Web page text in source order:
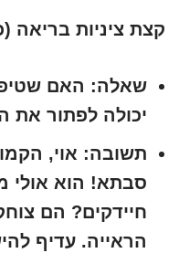
קצת ציניות בריאה
שאלה: האם
יכולה לפתור את
תשובה: אוי,
סבתא! הוא אולי
חיידקים? הם
הראייה. עדיף